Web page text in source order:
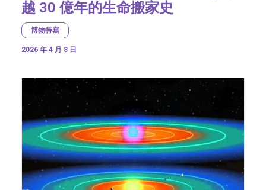
越 30 億年的生命搬家史
博物特寫
2026 年 4 月 8 日